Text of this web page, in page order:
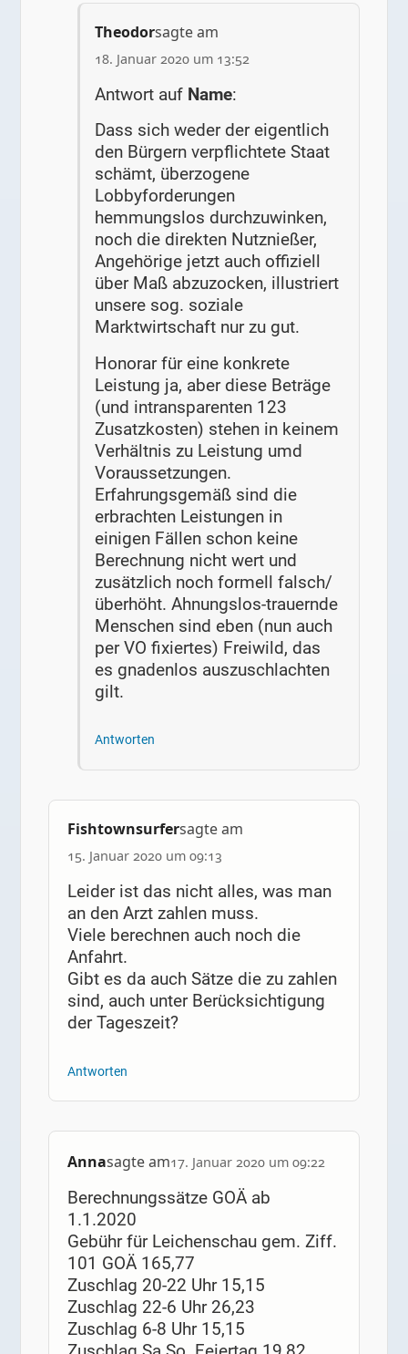
Theodorsagte am
18. Januar 2020 um 13:52
Antwort auf Name:
Dass sich weder der eigentlich
den Bürgern verpflichtete Staat
schämt, überzogene
Lobbyforderungen
hemmungslos durchzuwinken,
noch die direkten Nutznießer,
Angehörige jetzt auch offiziell
über Maß abzuzocken, illustriert
unsere sog. soziale
Marktwirtschaft nur zu gut.
Honorar für eine konkrete
Leistung ja, aber diese Beträge
(und intransparenten 123
Zusatzkosten) stehen in keinem
Verhältnis zu Leistung umd
Voraussetzungen.
Erfahrungsgemäß sind die
erbrachten Leistungen in
einigen Fällen schon keine
Berechnung nicht wert und
zusätzlich noch formell falsch/
überhöht. Ahnungslos-trauernde
Menschen sind eben (nun auch
per VO fixiertes) Freiwild, das
es gnadenlos auszuschlachten
gilt.
Antworten
Fishtownsurfersagte am
15. Januar 2020 um 09:13
Leider ist das nicht alles, was man
an den Arzt zahlen muss.
Viele berechnen auch noch die
Anfahrt.
Gibt es da auch Sätze die zu zahlen
sind, auch unter Berücksichtigung
der Tageszeit?
Antworten
Annasagte am17. Januar 2020 um 09:22
Berechnungssätze GOÄ ab
1.1.2020
Gebühr für Leichenschau gem. Ziff.
101 GOÄ 165,77
Zuschlag 20-22 Uhr 15,15
Zuschlag 22-6 Uhr 26,23
Zuschlag 6-8 Uhr 15,15